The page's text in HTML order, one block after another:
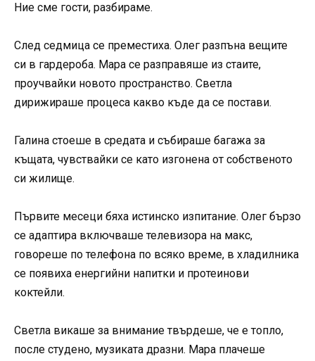
Ние сме гости, разбираме.
След седмица се преместиха. Олег разпъна вещите
си в гардероба. Мара се разправяше из стаите,
проучвайки новото пространство. Светла
дирижираше процеса какво къде да се постави.
Галина стоеше в средата и събираше багажа за
къщата, чувствайки се като изгонена от собственото
си жилище.
Първите месеци бяха истинско изпитание. Олег бързо
се адаптира включваше телевизора на макс,
говореше по телефона по всяко време, в хладилника
се появиха енергийни напитки и протеинови
коктейли.
Светла викаше за внимание твърдеше, че е топло,
после студено, музиката дразни. Мара плачеше